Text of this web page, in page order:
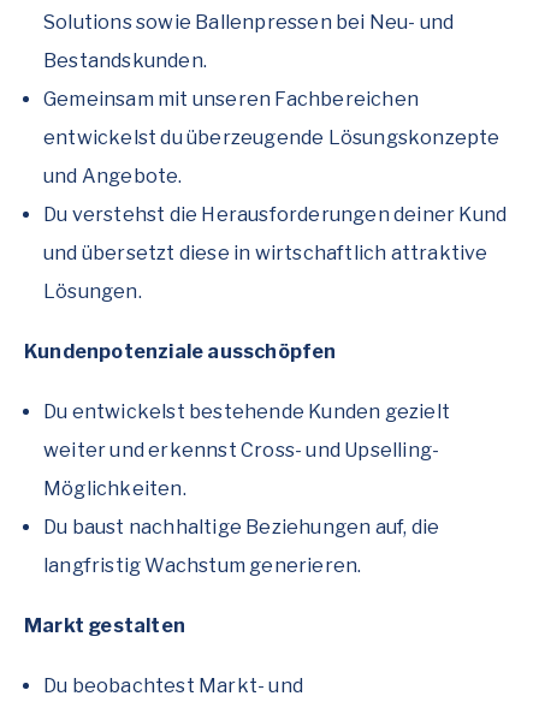
Solutions sowie Ballenpressen bei Neu- und
Bestandskunden.
Gemeinsam mit unseren Fachbereichen
entwickelst du überzeugende Lösungskonzepte
und Angebote.
Du verstehst die Herausforderungen deiner Kund
und übersetzt diese in wirtschaftlich attraktive
Lösungen.
Kundenpotenziale ausschöpfen
Du entwickelst bestehende Kunden gezielt
weiter und erkennst Cross- und Upselling-
Möglichkeiten.
Du baust nachhaltige Beziehungen auf, die
langfristig Wachstum generieren.
Markt gestalten
Du beobachtest Markt- und